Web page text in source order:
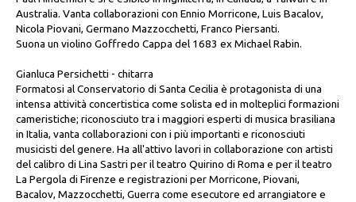
Australia. Vanta collaborazioni con Ennio Morricone, Luis Bacalov,
Nicola Piovani, Germano Mazzocchetti, Franco Piersanti.
Suona un violino Goffredo Cappa del 1683 ex Michael Rabin.
Gianluca Persichetti - chitarra
Formatosi al Conservatorio di Santa Cecilia è protagonista di una
intensa attività concertistica come solista ed in molteplici formazioni
cameristiche; riconosciuto tra i maggiori esperti di musica brasiliana
in Italia, vanta collaborazioni con i più importanti e riconosciuti
musicisti del genere. Ha all'attivo lavori in collaborazione con artisti
del calibro di Lina Sastri per il teatro Quirino di Roma e per il teatro
La Pergola di Firenze e registrazioni per Morricone, Piovani,
Bacalov, Mazzocchetti, Guerra come esecutore ed arrangiatore e